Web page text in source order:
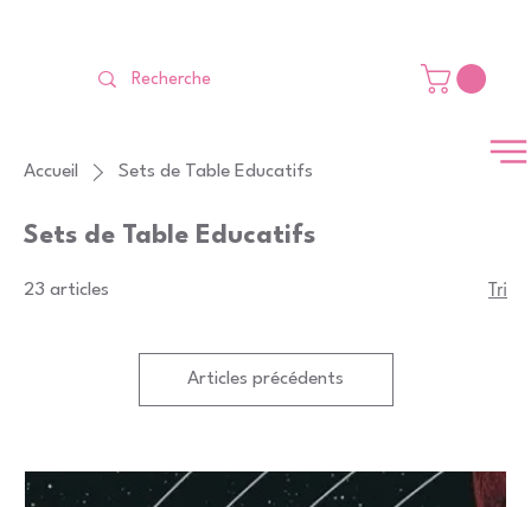
Accueil Sets de Table Educatifs
Sets de Table Educatifs
23 articles Tri
Articles précédents